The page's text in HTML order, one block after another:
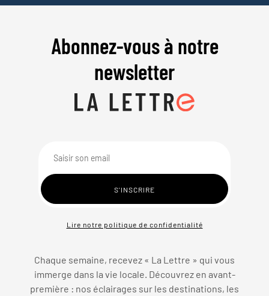
Abonnez-vous à notre
newsletter
Lire notre politique de confidentialité
Chaque semaine, recevez « La Lettre » qui vous
immerge dans la vie locale. Découvrez en avant-
première : nos éclairages sur les destinations, les